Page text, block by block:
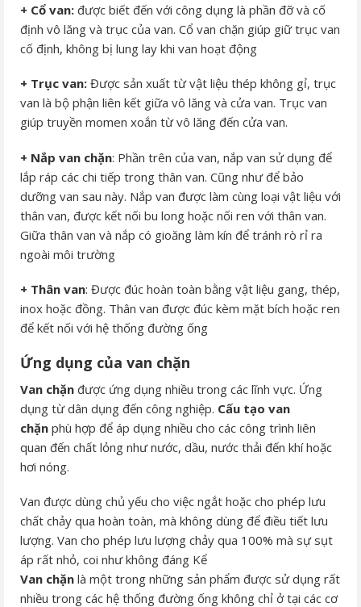
+ Cổ van: được biết đến với công dụng là phần đỡ và cố
định vô lăng và trục của van. Cổ van chặn giúp giữ trục van
cố định, không bị lung lay khi van hoạt động
+ Trục van: Được sản xuất từ vật liệu thép không gỉ, trục
van là bộ phận liên kết giữa vô lăng và cửa van. Trục van
giúp truyền momen xoắn từ vô lăng đến cửa van.
+ Nắp van chặn: Phần trên của van, nắp van sử dụng để
lắp ráp các chi tiếp trong thân van. Cũng như để bảo
dưỡng van sau này. Nắp van được làm cùng loại vật liệu với
thân van, được kết nối bu long hoặc nối ren với thân van.
Giữa thân van và nắp có gioăng làm kín để tránh rò rỉ ra
ngoài môi trường
+ Thân van: Được đúc hoàn toàn bằng vật liệu gang, thép,
inox hoặc đồng. Thân van được đúc kèm mặt bích hoặc ren
để kết nối với hệ thống đường ống
Ứng dụng của van chặn
Van chặn được ứng dụng nhiều trong các lĩnh vực. Ứng
dụng từ dân dụng đến công nghiệp. Cấu tạo van
chặn phù hợp để áp dụng nhiều cho các công trình liên
quan đến chất lỏng như nước, dầu, nước thải đến khí hoặc
hơi nóng.
Van được dùng chủ yếu cho việc ngắt hoặc cho phép lưu
chất chảy qua hoàn toàn, mà không dùng để điều tiết lưu
lượng. Van cho phép lưu lượng chảy qua 100% mà sự sụt
áp rất nhỏ, coi như không đáng Kể
Van chặn là một trong những sản phẩm được sử dụng rất
nhiều trong các hệ thống đường ống không chỉ ở tại các cơ